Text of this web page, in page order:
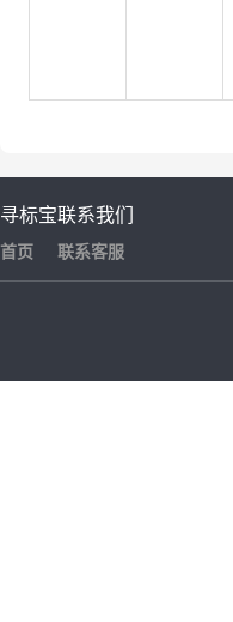
寻标宝
首页
联系我们
联系客服